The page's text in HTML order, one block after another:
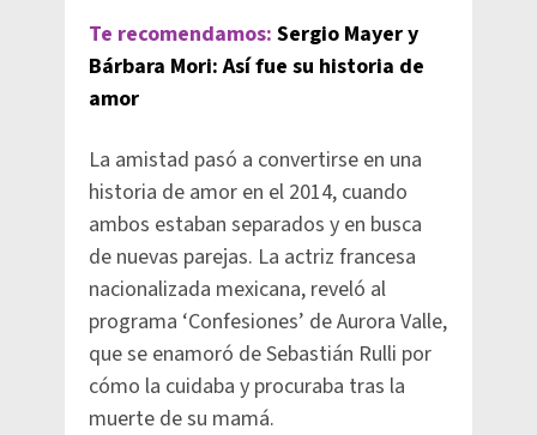
Te recomendamos: Sergio Mayer y
Bárbara Mori: Así fue su historia de
amor
La amistad pasó a convertirse en una
historia de amor en el 2014, cuando
ambos estaban separados y en busca
de nuevas parejas. La actriz francesa
nacionalizada mexicana, reveló al
programa ‘Confesiones’ de Aurora Valle,
que se enamoró de Sebastián Rulli por
cómo la cuidaba y procuraba tras la
muerte de su mamá.